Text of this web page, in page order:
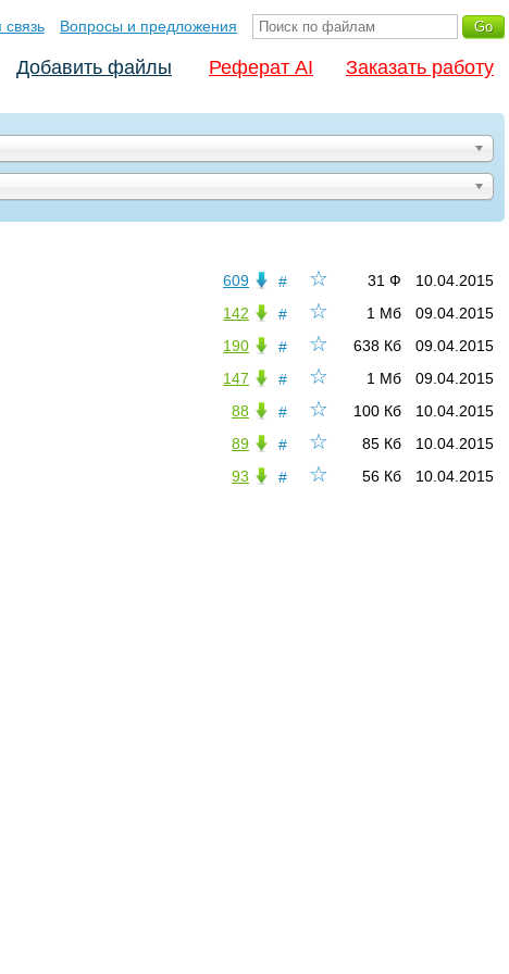
Вопросы и предложения
Добавить файлы Реферат AI Заказать работу
☆
# 10.04.2015
31 Ф
609
☆
# 09.04.2015
1 Мб
142
☆
# 09.04.2015
638 Кб
190
☆
# 09.04.2015
1 Мб
147
☆
# 10.04.2015
100 Кб
88
☆
# 10.04.2015
85 Кб
89
☆
# 10.04.2015
56 Кб
93